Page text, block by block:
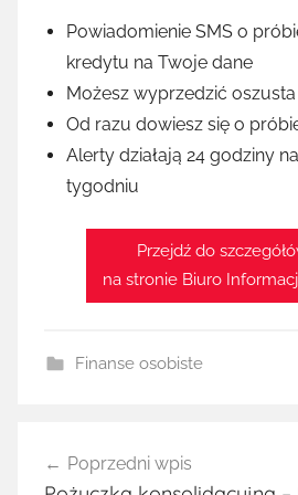
Powiadomienie SMS o
kredytu na Twoje dane
Możesz wyprzedzić oszusta
Od razu dowiesz się o
Alerty działają 24 godziny
tygodniu
Przejdź do
na stronie Biuro
Finanse osobiste
wpisu
Poprzedni wpis